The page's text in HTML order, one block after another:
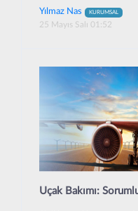
Yılmaz Nas KURUMSAL
25 Mayıs Salı 01:52
Uçak Bakımı: